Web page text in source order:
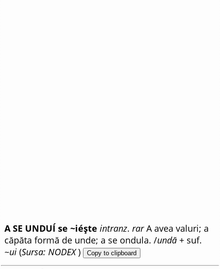
A SE UNDUÍ se ~iéște intranz.rarA avea valuri; a
căpăta formă de unde; a se ondula. /undă + suf.
~ui (Sursa: NODEX) Copy to clipboard